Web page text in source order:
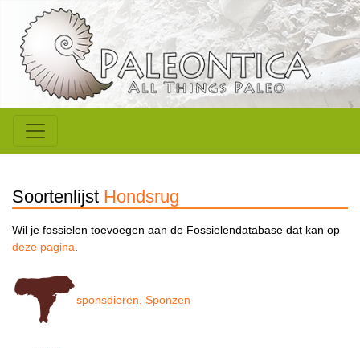
Soortenlijst Hondsrug
Wil je fossielen toevoegen aan de Fossielendatabase dat kan op
deze pagina.
sponsdieren, Sponzen